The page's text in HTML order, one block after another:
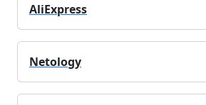
AliExpress
Netology